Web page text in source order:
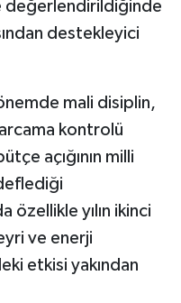
değerlendirildiğinde
destekleyici
mali disiplin,
kontrolü
açığının milli
özellikle yılın ikinci
ve enerji
etkisi yakından